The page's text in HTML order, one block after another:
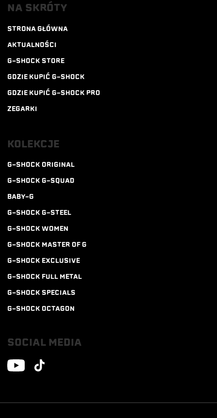
NA SKRÓTY
STRONA GŁÓWNA
AKTUALNOŚCI
G-SHOCK STORE
GDZIE KUPIĆ G-SHOCK
GDZIE KUPIĆ G-SHOCK PRO
ZEGARKI
KOLEKCJE
G-SHOCK ORIGINAL
G-SHOCK G-SQUAD
BABY-G
G-SHOCK G-STEEL
G-SHOCK WOMEN
G-SHOCK MASTER OF G
G-SHOCK EXCLUSIVE
G-SHOCK FULL METAL
G-SHOCK SPECIALS
G-SHOCK OCTAGON
SOCIAL MEDIA